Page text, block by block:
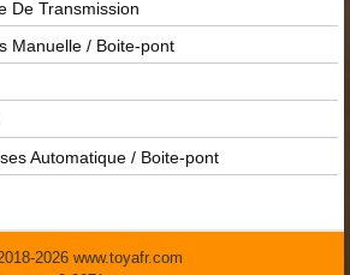
De Transmission
Manuelle / Boite-pont
Automatique / Boite-pont
2026 www.toyafr.com